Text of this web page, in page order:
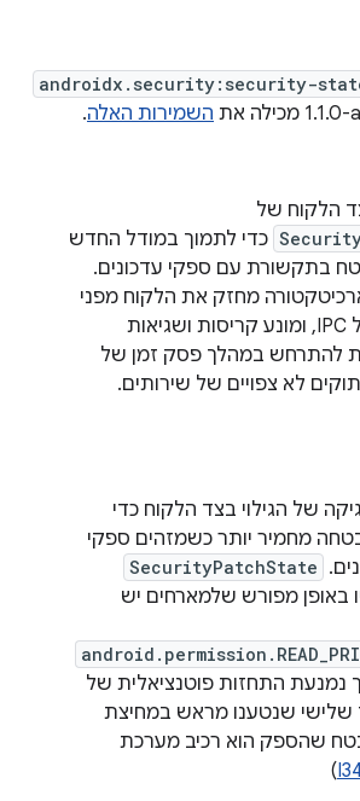
androidx.security:security-
השמירות האלה.
הלקוח של
כדי לתמוך במודל החדש
בתקשורת עם ספקי עדכונים.
מחזק את הלקוח מפני
תנאי מירוץ של IPC, ומונע קריסות ושגיאות
להתרחש במהלך פסק זמן של
לא צפויים של שירותים.
של הגילוי בצד הלקוח כדי
מחמיר יותר כשמזהים ספקי
SecurityPatchState
מפורש שלמארחים יש
נמנעת התחזות פוטנציאלית של
שלישי שנטענו מראש במחיצת
שהספק הוא רכיב מערכת
)